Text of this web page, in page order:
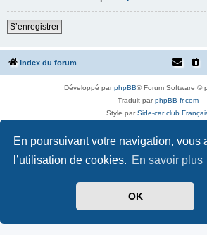
En poursuivant votre navigation, vous
l’utilisation de cookies. En savoir plus
OK
S’enregistrer
Index du forum
Développé parphpBB® Forum Software ©
Traduit parphpBB-fr.com
Style parSide-car club